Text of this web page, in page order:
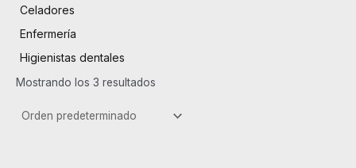
Celadores
Enfermería
Higienistas dentales
Mostrando los 3 resultados